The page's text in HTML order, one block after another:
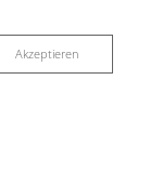
Akzeptieren